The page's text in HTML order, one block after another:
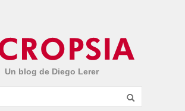
Un blog de Diego Lerer